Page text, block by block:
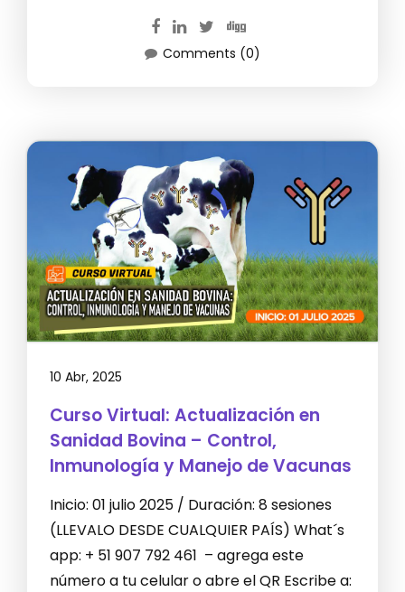
Comments (0)
10 Abr, 2025
Curso Virtual: Actualización en
Sanidad Bovina – Control,
Inmunología y Manejo de Vacunas
Inicio: 01 julio 2025 / Duración: 8 sesiones
(LLEVALO DESDE CUALQUIER PAÍS) What´s
app: + 51 907 792 461 – agrega este
número a tu celular o abre el QR Escribe a: